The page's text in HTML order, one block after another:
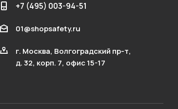
+7 (495) 003-94-51
01@shopsafety.ru
г. Москва, Волгоградский пр-т,
д. 32, корп. 7, офис 15-17